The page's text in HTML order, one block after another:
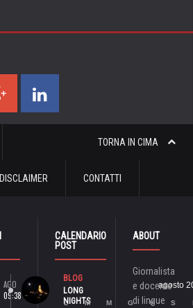
TORNA IN CIMA
DISCLAIMER CONTATTI
AGO
09:38
BLOG
LONG
NIGHTS
CALENDARIO
POST
agosto
L M M G V S
ABOUT
Giornalista
e docente
di lingue